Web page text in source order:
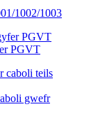
1002/1003
PGVT
gwefr